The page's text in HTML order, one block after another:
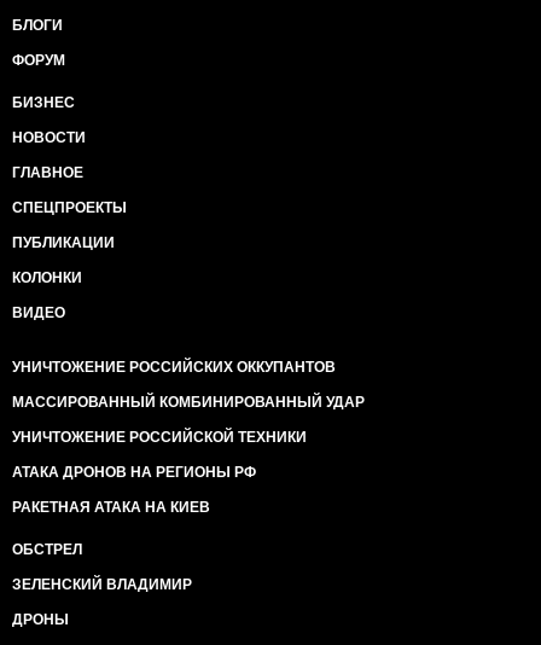
БЛОГИ
ФОРУМ
БИЗНЕС
НОВОСТИ
ГЛАВНОЕ
СПЕЦПРОЕКТЫ
ПУБЛИКАЦИИ
КОЛОНКИ
ВИДЕО
УНИЧТОЖЕНИЕ РОССИЙСКИХ ОККУПАНТОВ
МАССИРОВАННЫЙ КОМБИНИРОВАННЫЙ УДАР
УНИЧТОЖЕНИЕ РОССИЙСКОЙ ТЕХНИКИ
АТАКА ДРОНОВ НА РЕГИОНЫ РФ
РАКЕТНАЯ АТАКА НА КИЕВ
ОБСТРЕЛ
ЗЕЛЕНСКИЙ ВЛАДИМИР
ДРОНЫ